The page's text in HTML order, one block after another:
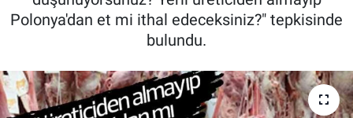
Polonya'dan et mi ithal edeceksiniz?" tepkisinde
bulundu.
Yetiştirici Soruyor
Üretici Birlikleri